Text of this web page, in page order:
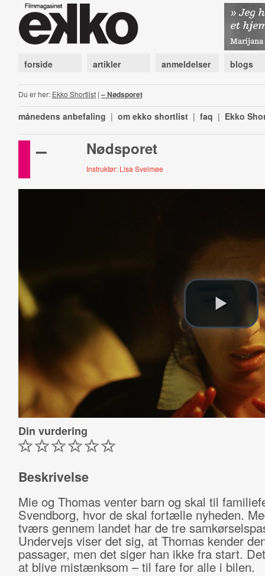
forside artikler anmeldelser blogs
Du er her: Ekko Shortlist| – Nødsporet
månedens anbefaling | om ekko shortlist | faq | Ekko
– Nødsporet
Instruktør: Lisa Svelmøe
Din vurdering
Beskrivelse
Mie og Thomas venter barn og skal til
Svendborg, hvor de skal fortælle nyheden.
tværs gennem landet har de tre
Undervejs viser det sig, at Thomas kender
passager, men det siger han ikke fra start.
at blive mistænksom – til fare for alle i bilen.